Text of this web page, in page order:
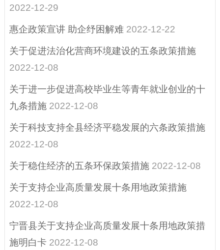
公开
营商环境、助企纾
困
子政策措施和接
政策直通车
件
重点领域信息公开
其他
2022-12-29
惠企政策宣讲 助企纾困解难 2022-12-22
关于促进法治化营商环境建设的五条政策措施
2022-12-08
关于进一步促进高校毕业生等青年就业创业的十
九条措施 2022-12-08
关于科技支持全县经济平稳发展的六条政策措施
2022-12-08
关于稳住经济的五条环保政策措施 2022-12-08
关于支持企业高质量发展十条用地政策措施
2022-12-08
宁晋县关于支持企业高质量发展十条用地政策措
施明白卡 2022-12-08